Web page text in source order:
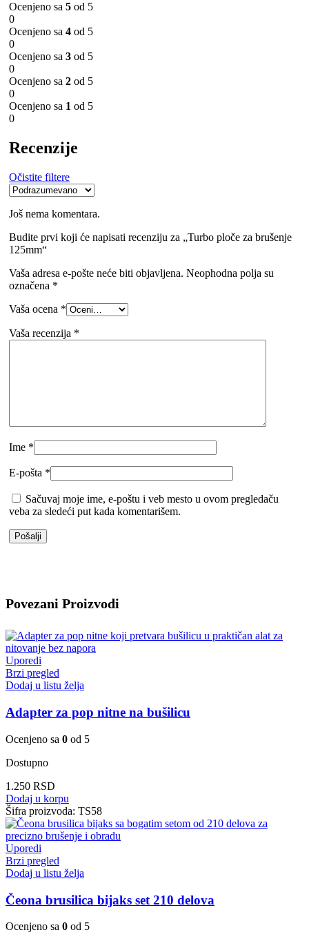
Ocenjeno sa 5 od 5
0
Ocenjeno sa 4 od 5
0
Ocenjeno sa 3 od 5
0
Ocenjeno sa 2 od 5
0
Ocenjeno sa 1 od 5
0
Recenzije
Očistite filtere
Još nema komentara.
Budite prvi koji će napisati recenziju za „Turbo ploče za brušenje
125mm“
Vaša adresa e-pošte neće biti objavljena. Neophodna polja su
označena *
Vaša ocena *
Vaša recenzija *
Ime *
E-pošta *
Sačuvaj moje ime, e-poštu i veb mesto u ovom pregledaču
veba za sledeći put kada komentarišem.
Povezani Proizvodi
Uporedi
Brzi pregled
Dodaj u listu želja
Adapter za pop nitne na bušilicu
Ocenjeno sa 0 od 5
Dostupno
1.250 RSD
Dodaj u korpu
Šifra proizvoda: TS58
Uporedi
Brzi pregled
Dodaj u listu želja
Čeona brusilica bijaks set 210 delova
Ocenjeno sa 0 od 5